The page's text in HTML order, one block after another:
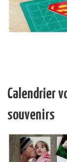
Calendrier
souvenirs